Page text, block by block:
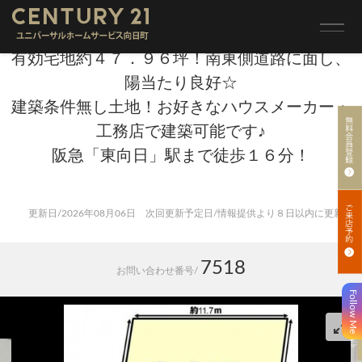
Follow Me
トップ > 売買 検索一覧
有効宅地約４７．９６坪！南東側道路に面し、
陽当たり良好☆
建築条件無し土地！お好きなハウスメーカー・
工務店で建築可能です♪
阪急「東向日」駅まで徒歩１６分！
更新日/2026年08月06日 次回更新予定日/情報提供より８日以内に更新
お問い合わせ番号/ 7518